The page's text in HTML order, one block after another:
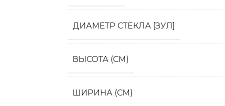
ДИАМЕТР СТЕКЛА [ЗУЛ]
ВЫСОТА (СМ)
ШИРИНА (СМ)